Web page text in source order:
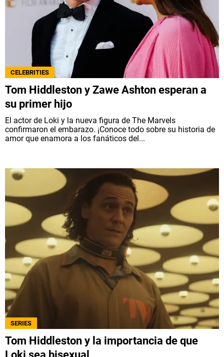
CELEBRITIES
Tom Hiddleston y Zawe Ashton esperan a
su primer hijo
El actor de Loki y la nueva figura de The Marvels
confirmaron el embarazo. ¡Conoce todo sobre su historia de
amor que enamora a los fanáticos del...
SERIES
Tom Hiddleston y la importancia de que